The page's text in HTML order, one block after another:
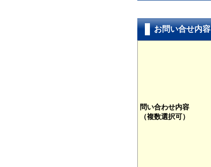
お問い合せ内容
問い合わせ内容
（複数選択可）